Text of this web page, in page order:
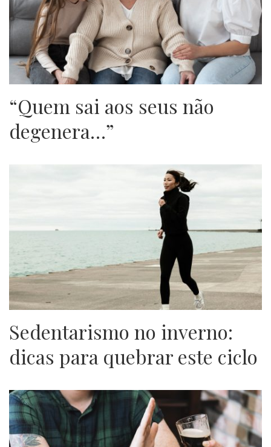
“Quem sai aos seus não
degenera…”
Sedentarismo no inverno:
dicas para quebrar este ciclo